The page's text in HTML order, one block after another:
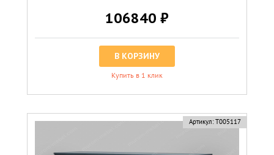
106840 ₽
В КОРЗИНУ
Купить в 1 клик
Артикул: Т005117